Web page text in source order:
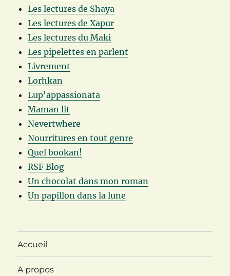
Les lectures de Shaya
Les lectures de Xapur
Les lectures du Maki
Les pipelettes en parlent
Livrement
Lorhkan
Lup'appassionata
Maman lit
Nevertwhere
Nourritures en tout genre
Quel bookan!
RSF Blog
Un chocolat dans mon roman
Un papillon dans la lune
Accueil
A propos